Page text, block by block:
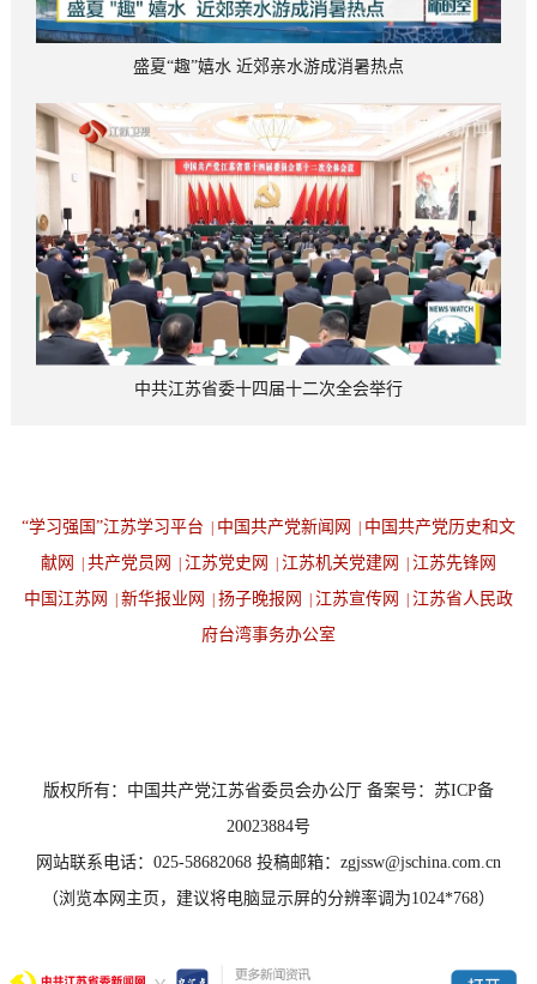
盛夏“趣”嬉水 近郊亲水游成消暑热点
中共江苏省委十四届十二次全会举行
“学习强国”江苏学习平台 中国共产党新闻网
中国共产党历史和文
献网
共产党员网 江苏党史网 江苏机关党建网
江苏先锋网
中国江苏网
新华报业网 扬子晚报网 江苏宣传网
江苏省人民政
府台湾事务办公室
版权所有：中国共产党江苏省委员会办公厅 备案号：苏ICP备
20023884号
网站联系电话：025-58682068 投稿邮箱：zgjssw@jschina.com.cn
（浏览本网主页，建议将电脑显示屏的分辨率调为1024*768）